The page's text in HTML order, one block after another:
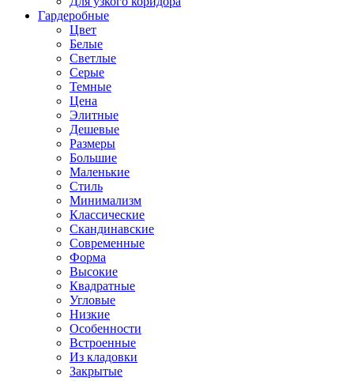
Гардеробные
Цвет
Белые
Светлые
Серые
Темные
Цена
Элитные
Дешевые
Размеры
Большие
Маленькие
Стиль
Минимализм
Классические
Скандинавские
Современные
Форма
Высокие
Квадратные
Угловые
Низкие
Особенности
Встроенные
Из кладовки
Закрытые